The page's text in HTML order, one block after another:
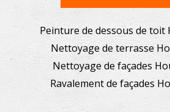
Peinture de dessous de toit
Nettoyage de terrasse
Nettoyage de façades
Ravalement de façades